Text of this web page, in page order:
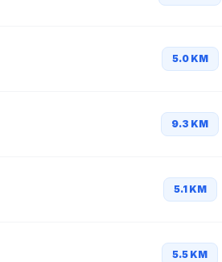
5.0 KM
9.3 KM
5.1 KM
5.5 KM